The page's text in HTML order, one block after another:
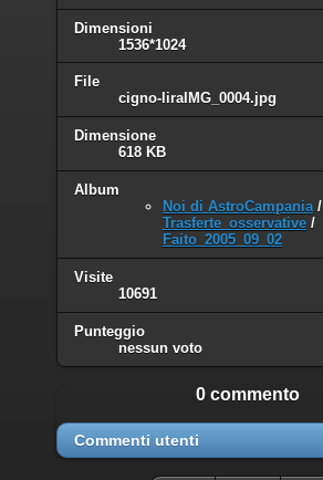
Dimensioni
1536*1024
File
cigno-liraIMG_0004.jpg
Dimensione
618 KB
Album
Noi di AstroCampania/
Trasferte_osservative /
Faito_2005_09_02
Visite
10691
Punteggio
nessun voto
0 commento
Commenti utenti